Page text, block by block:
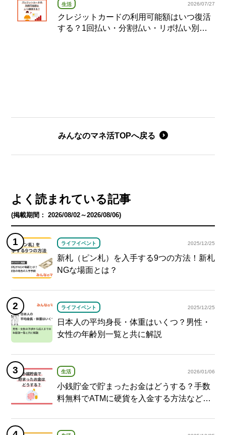
生活 2026/07/27
クレジットカードの利用可能額はいつ復活
する？1回払い・分割払い・リボ払い別の
みんなのマネ活TOPへ戻る
よく読まれている記事
(掲載期間： 2026/08/02～2026/08/06)
ライフイベント 2025/12/25
新札（ピン札）を入手する9つの方法！新札
NGな場面とは？
ライフイベント 2025/12/25
日本人の平均身長・体重はいくつ？男性・
女性の年齢別一覧と共に解説
生活 2026/01/06
小銭貯金で貯まったお金はどうする？手数
料無料でATMに硬貨を入金する方法など紹